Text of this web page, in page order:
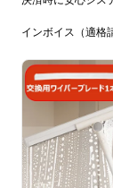
き』をご
インボイス（適格